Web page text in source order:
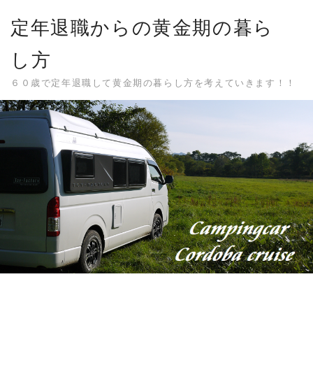
content
定年退職からの黄金期の暮ら
し方
６０歳で定年退職して黄金期の暮らし方を考えていきます！！